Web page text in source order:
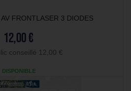
FRONTLASER 3 DIODES
12,00 €
conseillé 12,00 €
DISPONIBLE